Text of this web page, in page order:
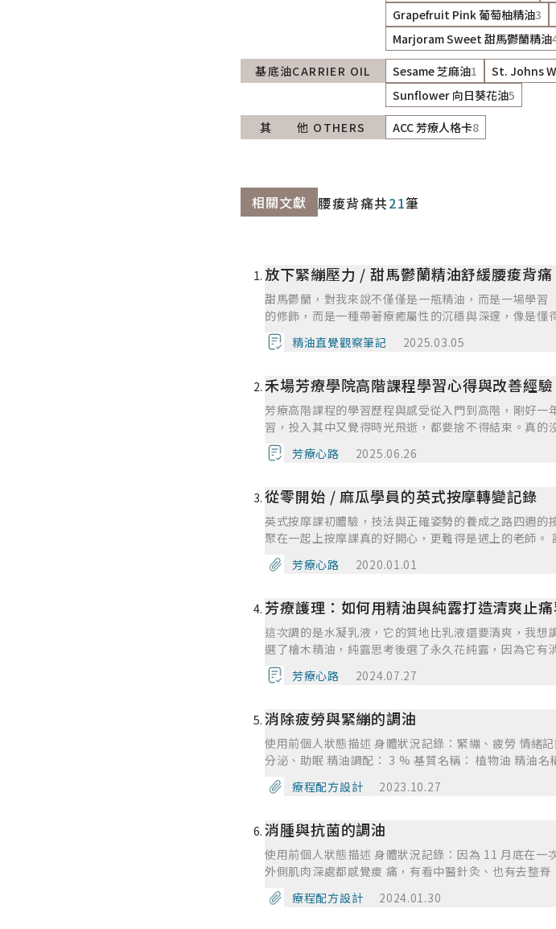
Grapefruit Pink 葡萄柚精油3
Marjoram Sweet 甜馬鬱蘭精油
基底油CARRIER OIL
Sesame 芝麻油1 St. Johns
Sunflower 向日葵花油5
其 他 OTHERS
ACC 芳療人格卡8
相關文獻 腰痠背痛共21筆
放下緊繃壓力 / 甜馬鬱蘭精油舒緩腰痠背痛
甜馬鬱蘭，對我來說不僅僅是一瓶精油，而是一場學
的修飾，而是一種帶著療癒屬性的沉穩與深邃，像是
意讓自己鬆開的瞬間。 我的身體習慣了這個狀態，無
「默默承受著」所以總是緊繃著。一開始我也不知道這
是長期累積下來的，讓我難以真正放鬆。 在使用甜馬
調配按摩油，在睡前塗抹在痠痛的肌肉上，感受那股
地、細膩地撫平那些被遺忘的疲憊。 夜晚的安撫，讓
記得留一點空間給自己。」 就像許久之前金城武那支當
精油直覺觀察筆記 2025.03.05
禾場芳療學院高階課程學習心得與改善經驗
芳療高階課程的學習歷程與感受從入門到高階，剛好
習，投入其中又覺得時光飛逝，都要捨不得結束。真
療學院」安排超過20週的上課內容，會非常困難、辛
學、班導師貼心又細心的協助、與同學們在歡樂的上課
專業的內容，滿足我想要獲得系統學習、理論搭配實務
知識等，就像回到高中學習全科的時光，生物、歷史
療，也是一門需要廣泛學習、接觸諸多學科的學問。不
小考強迫學習，都是能幫助我有效增加對芳療知識的
須同時進行個案練習，有時會發現做個案途中，才從課
發生問題或獲得提醒，但或許是想讓我們透過實做中
高階課程有別於入門及中階的重頭戲，就是要開始進
配方、持續做調整、追蹤效果。我覺得從不同個案想
活習慣、共同討論有助改善的方法；使用精油配方時，
候，自己都忍不住想嘗試。而從個案給予的回饋，讓我
共同合作的重要性，所以也非常感謝我的個案們，願
文的演示，是一個讓我學習如何表現出理論與實務的
足之處，但也確實從中感受到成就及助人的快樂，還
助個案，總體來說，很好為這一階段的課程畫下美好
實學習，我在這為期五個月的自我進修中，雖然是上
起參與，都讓我這段時間，更像是在放鬆充電般，開心
己對芳療運用的不足之處，會更想要進一步學更多、
芳療心路 2025.06.26
從零開始 / 麻瓜學員的英式按摩轉變記錄
英式按摩課初體驗，技法與正確姿勢的養成之路四週
聚在一起上按摩課真的好開心，更難得是遇上的老師。 記得我第一堂遇到老師的時候就說，我們都是麻瓜沒有什麼
按摩經驗。老師在很用心、詳細的教我們技法的同時
步、弓箭步、重心的轉移等等。在我們自己練習的時
較掌握到技巧，保護自己不會容易受傷。 老師的有豐
肉與淋巴系統四堂課下來，第一個感受是：整個人體
動作要做那一區肌肉，但實際上在不同的個案身上，要
反覆提醒英式按摩的重點就是輕跟慢，還會告訴我們可
時候都有慢慢的學到怎樣的節奏才夠慢。雖然考試還是
動作慢其實是可以讓力度進入更深層的肌肉，更能夠放
上完20週高階課程的同學又一起完成了英式按摩課，
芳療心路 2020.01.01
芳療護理：如何用精油與純露打造清爽止
這次調的是水凝乳液，它的質地比乳液還要清爽，我
選了檜木精油，純露思考後選了永久花純露，因為它
後立刻冰在冰箱，也跟媽媽分享讓她也試試看，當天晚
也塗抹在膝蓋上，隔天她告訴我覺得肩膀、膝蓋有比較
麼痠痛了，而且冰冰涼涼的又不油膩很適合這種炎熱的
芳療心路 2024.07.27
消除疲勞與緊繃的調油
使用前個人狀態描述 身體狀況記錄：緊繃、疲勞 情緒記錄：緊張、焦慮、壓力 療程目的：放鬆、平衡免疫力、內
分泌、助眠 精油調配： 3 % 基質名稱： 植物油 精油名稱 此精油的療效 乳香 平衡免疫、淨化呼吸道、抗阿飄、癒
合能力 純正薰衣草 放鬆、助眠 佛手柑 放鬆舒緩情緒、助消炎消化、提振免疫力 玫瑰天竺葵 平衡內分泌、荷爾蒙、
防蚊 使用心得追蹤 使用前 氣味感受： 因為薰衣草味道很濃郁，所以有一種枕頭的感覺，再來是佛手柑柑橘的味
柑的味道，在我還沒學芳療時，只要一聞到，心情就會變
整天的疲勞與緊張感。這幾天都睡得挺好的，起床也
療程配方設計 2023.10.27
消腫與抗菌的調油
使用前個人狀態描述 身體狀況記錄：因為 11 月底在一次練武術課時跌倒，坐到尾椎股，之後後腰背跟左邊大退後
外側肌肉深處都感覺痠 痛，有看中醫針灸、也有去整
痠痛的問題有在做各種治療，感覺自己是有點嚴重的
瓶使用油也能同時針對臉上的痘痘消除。 情緒記錄：希望能使用在復原期的後腰背筋骨減輕痠痛、同時可以抗痘肌
療程配方設計 2024.01.30